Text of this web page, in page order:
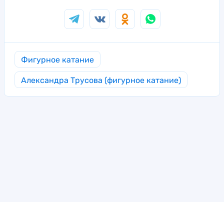
Фигурное катание
Александра Трусова (фигурное катание)